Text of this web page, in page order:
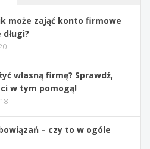
może zająć konto firmowe
własną firmę? Sprawdź,
w tym pomogą!
– czy to w ogóle